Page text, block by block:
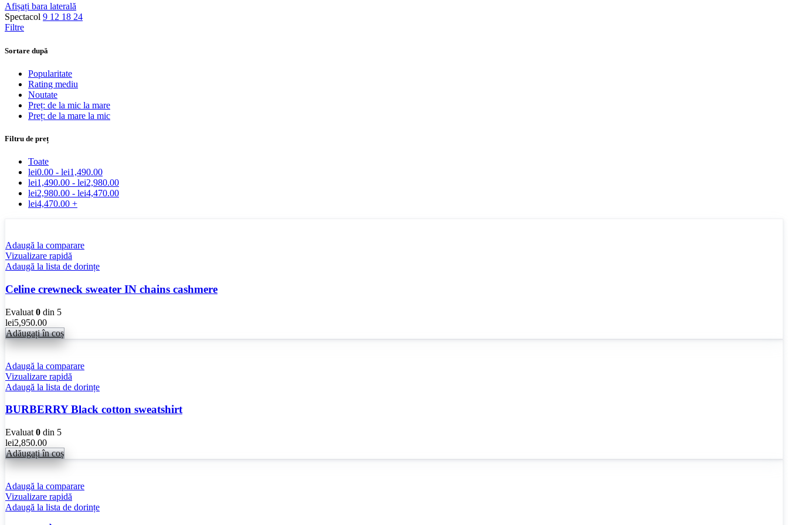
Afișați bara laterală
Spectacol 9 12 18 24
Filtre
Sortare după
Popularitate
Rating mediu
Noutate
Preț: de la mic la mare
Preț: de la mare la mic
Filtru de preț
Toate
lei0.00 - lei1,490.00
lei1,490.00 - lei2,980.00
lei2,980.00 - lei4,470.00
lei4,470.00 +
Adaugă la comparare
Vizualizare rapidă
Adaugă la lista de dorințe
Celine crewneck sweater IN chains cashmere
Evaluat 0 din 5
lei5,950.00
Adăugați în coș
Adaugă la comparare
Vizualizare rapidă
Adaugă la lista de dorințe
BURBERRY Black cotton sweatshirt
Evaluat 0 din 5
lei2,850.00
Adăugați în coș
Adaugă la comparare
Vizualizare rapidă
Adaugă la lista de dorințe